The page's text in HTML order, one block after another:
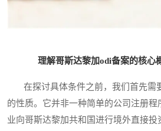
理解哥斯达黎加odi备案的核心
在探讨具体条件之前，我们首先需
的性质。它并非一种简单的公司注册
业向哥斯达黎加共和国进行境外直接